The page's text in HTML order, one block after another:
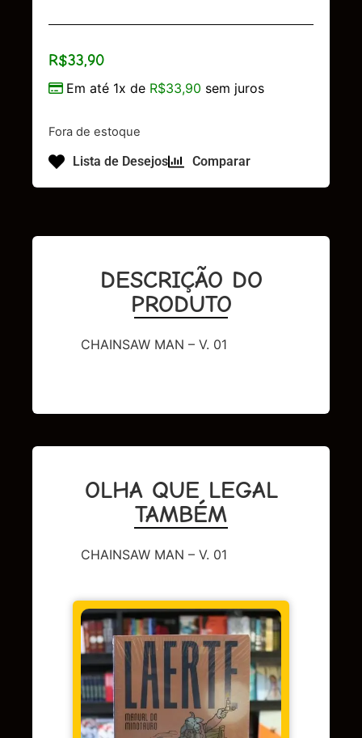
R$33,90
Em até 1x de R$33,90 sem juros
Fora de estoque
Lista de Desejos Comparar
DESCRIÇÃO DO
PRODUTO
CHAINSAW MAN – V. 01
OLHA QUE LEGAL
TAMBÉM
CHAINSAW MAN – V. 01